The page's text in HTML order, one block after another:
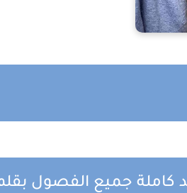
جميع الفصول بقلم